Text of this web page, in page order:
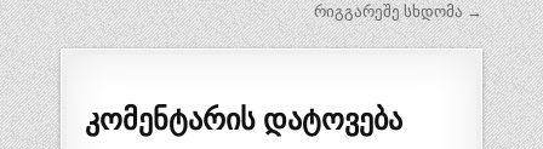
რიგგარეშე სხდომა →
კომენტარის დატოვება